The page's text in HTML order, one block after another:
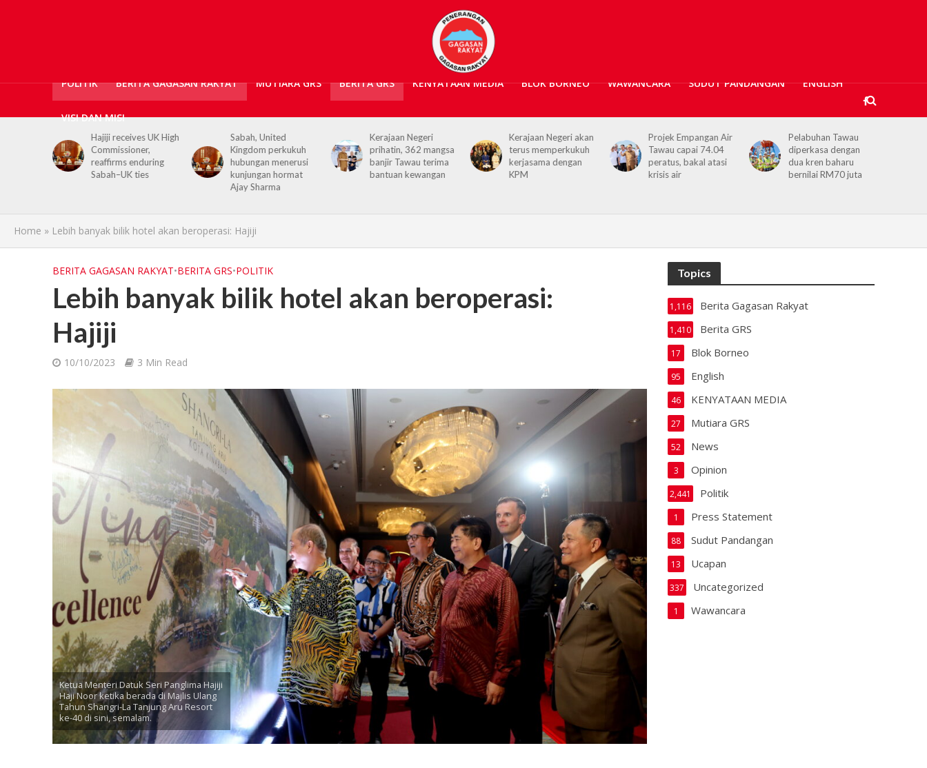
POLITIK BERITA GAGASAN RAKYAT MUTIARA GRS BERITA GRS KENYATAAN MEDIA BLOK BORNEO WAWANCARA SUDUT PANDANGAN ENGLISH
VISI DAN MISI
Sabah, United
Kingdom perkukuh
hubungan menerusi
kunjungan hormat
Kerajaan Negeri
prihatin, 362 mangsa
banjir Tawau terima
bantuan kewangan
Kerajaan Negeri akan
terus memperkukuh
kerjasama dengan
KPM
Projek Empangan Air
Tawau capai 74.04
peratus, bakal atasi
krisis air
Pelabuhan Tawau
diperkasa dengan
dua kren baharu
bernilai RM70 juta
Keamanan hari ini
bukan hadir dengan
sendirinya — Hajiji
seru pelihara
Home » Lebih banyak bilik hotel akan beroperasi: Hajiji
BERITA GAGASAN RAKYAT•BERITA GRS•POLITIK
Lebih banyak bilik hotel akan beroperasi:
Hajiji
10/10/2023 3 Min Read
Ketua Menteri Datuk Seri Panglima Hajiji
Haji Noor ketika berada di Majlis Ulang
Tahun Shangri-La Tanjung Aru Resort
ke-40 di sini, semalam.
Topics
Berita Gagasan Rakyat
1,116
Berita GRS
1,410
Blok Borneo
17
English
95
KENYATAAN MEDIA
46
Mutiara GRS
27
News
52
Opinion
3
Politik
2,441
Press Statement
1
Sudut Pandangan
88
Ucapan
13
Uncategorized
337
Wawancara
1